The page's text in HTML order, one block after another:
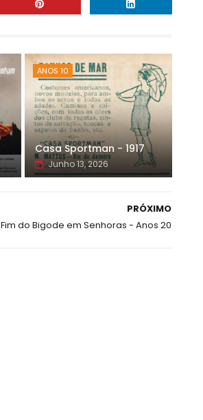
ANOS 10
Casa Sportman - 1917
Junho 13, 2026
PRÓXIMO
Fim do Bigode em Senhoras - Anos 20